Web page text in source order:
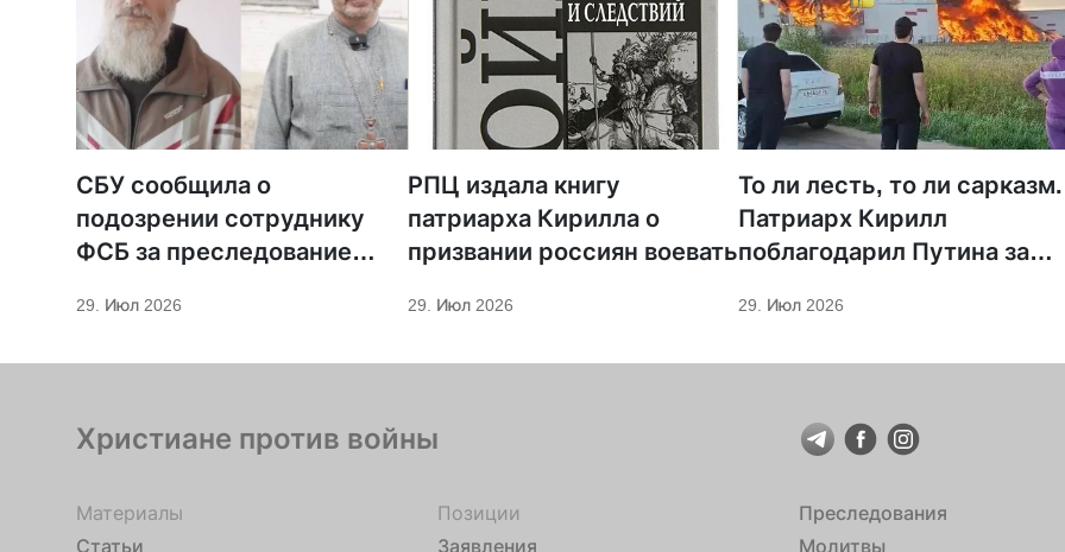
СБУ сообщила о
подозрении сотруднику
ФСБ за преследование
29. Июл 2026
РПЦ издала книгу
патриарха Кирилла о
призвании россиян воевать
29. Июл 2026
То ли лесть, то ли сарказм.
Патриарх Кирилл
поблагодарил Путина за
экономическое развитие
29. Июл 2026
Христиане против войны
Материалы
Статьи
Позиции
Заявления
Преследования
Молитвы